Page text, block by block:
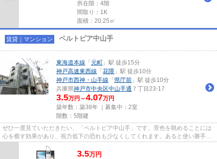
所在階：4階
間取り：1K
面積：20.25㎡
賃貸｜マンション ベルトピア中山手
東海道本線 「 元町 」駅 徒歩15分
神戸高速東西線 「 花隈 」駅 徒歩10分
神戸市西神・山手線 「 県庁前 」駅 徒歩10分
兵庫県神戸市中央区中山手通 ７丁目23-17
3.5万円～4.07万円
築年数：築38年 ｜募集中： 2室
階数：5階建
ぜひ一度見ていただきたい、「ベルトピア中山手」です。景色を眺めることには
心を癒す効果があり、視力低下の恐れも少なくしてくれます。あると使い勝手が
よく利便性が高いのが敷地内...
3.5万円